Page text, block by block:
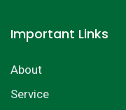
Important Links
About
Service